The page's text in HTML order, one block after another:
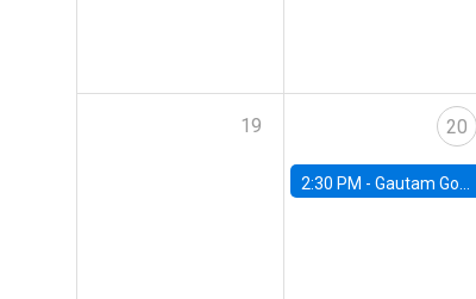
19 20
2:30 PM - Gautam Gowrisankaran, Columbia University